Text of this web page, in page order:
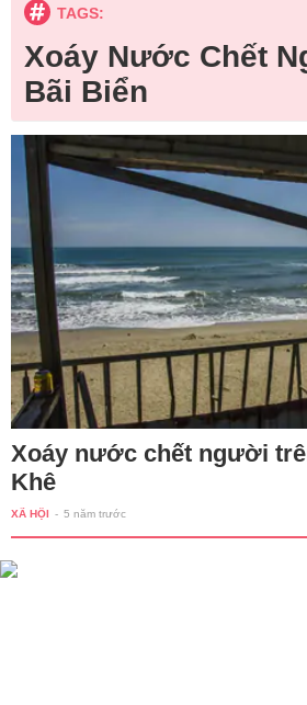
TAGS:
Xoáy Nước Chết
Bãi Biển
Xoáy nước chết người
Khê
XÃ HỘI - 5 năm trước